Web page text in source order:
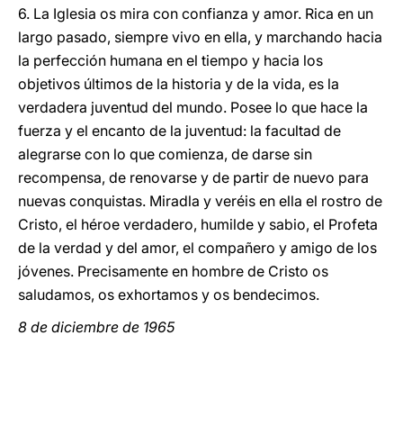
6. La Iglesia os mira con confianza y amor. Rica en un
largo pasado, siempre vivo en ella, y marchando hacia
la perfección humana en el tiempo y hacia los
objetivos últimos de la historia y de la vida, es la
verdadera juventud del mundo. Posee lo que hace la
fuerza y el encanto de la juventud: la facultad de
alegrarse con lo que comienza, de darse sin
recompensa, de renovarse y de partir de nuevo para
nuevas conquistas. Miradla y veréis en ella el rostro de
Cristo, el héroe verdadero, humilde y sabio, el Profeta
de la verdad y del amor, el compañero y amigo de los
jóvenes. Precisamente en hombre de Cristo os
saludamos, os exhortamos y os bendecimos.
8 de diciembre de 1965